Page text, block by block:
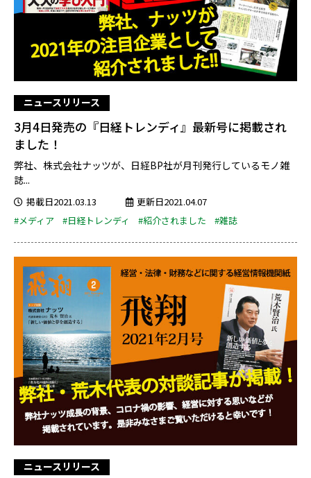
ニュースリリース
3月4日発売の『日経トレンディ』最新号に掲載され
ました！
弊社、株式会社ナッツが、日経BP社が月刊発行しているモノ雑
誌...
掲載日2021.03.13
更新日2021.04.07
#メディア
#日経トレンディ #紹介されました #雑誌
ニュースリリース